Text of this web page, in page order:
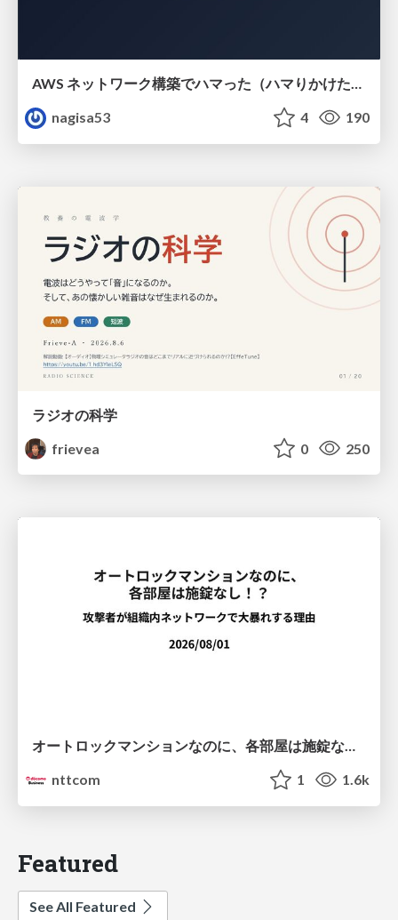
AWS ネットワーク構築でハマった（ハマりかけた） 5選とそこから得た教訓
nagisa53
4 190
ラジオの科学
frievea
0 250
オートロックマンションなのに、各部屋は施錠なし！？ 攻撃者が組織内ネットワークで大暴れする理由 / The Front Door Is Locked, but the Rooms Are Wide Open: Why Attackers Move Freely Inside Enterprise Networks
nttcom
1 1.6k
Featured
See All Featured